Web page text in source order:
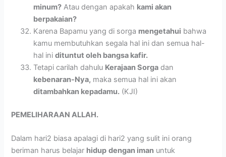
minum? Atau dengan apakah kami akan
berpakaian?
Karena Bapamu yang di sorga mengetahui bahwa
kamu membutuhkan segala hal ini dan semua hal-
hal inidituntut oleh bangsa kafir.
Tetapi carilah dahulu Kerajaan Sorga dan
kebenaran-Nya, maka semua hal ini akan
ditambahkan kepadamu. (KJI)
PEMELIHARAAN ALLAH.
Dalam hari2 biasa apalagi di hari2 yang sulit ini orang
beriman harus belajar hidup dengan iman untuk